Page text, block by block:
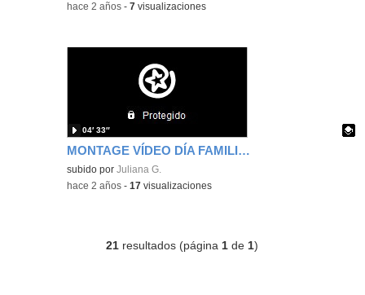
-hace 2 años -7 visualizaciones
MONTAGE VÍDEO DÍA FAMILIAS 2024
Contenido educativo.
subido porJuliana G.
04′ 33″
-hace 2 años -17 visualizaciones
21 resultados (página 1 de 1)